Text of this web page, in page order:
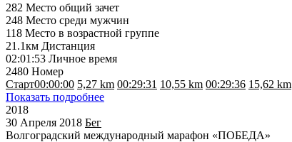
282 Место общий зачет
248 Место среди мужчин
118 Место в возрастной группе
21.1км Дистанция
02:01:53 Личное время
2480 Номер
Старт00:00:00 5,27 km 00:29:31 10,55 km 00:29:36 15,62 km
Показать подробнее
2018
30 Апреля 2018 Бег
Волгоградский международный марафон «ПОБЕДА»